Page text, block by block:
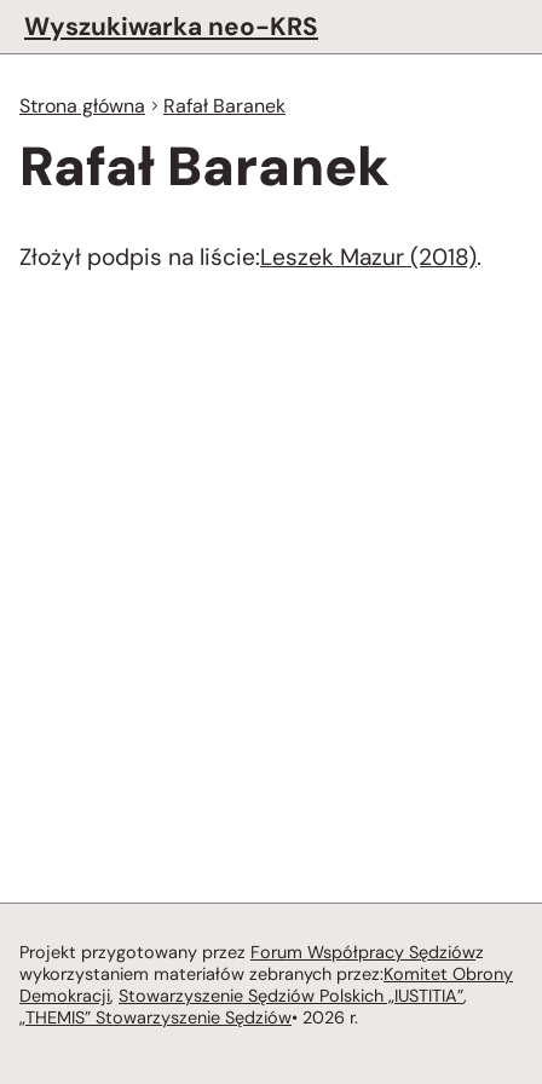
Wyszukiwarka neo-KRS
Strona główna Rafał Baranek
Rafał Baranek
Złożył podpis na liście:Leszek Mazur (2018).
Projekt przygotowany przez Forum Współpracy Sędziówz
wykorzystaniem materiałów zebranych przez:Komitet Obrony
Demokracji, Stowarzyszenie Sędziów Polskich „IUSTITIA”,
„THEMIS” Stowarzyszenie Sędziów• 2026 r.